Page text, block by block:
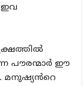
ഇവ
പൗരന്മാർ ഈ
മനുഷ്യൻറെ